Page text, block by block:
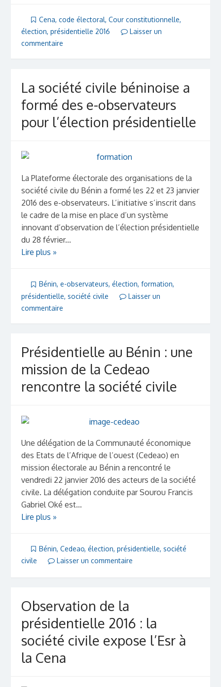
Cena, code électoral, Cour constitutionnelle,
élection, présidentielle 2016
Laisser un
commentaire
La société civile béninoise a
formé des e-observateurs
pour l’élection présidentielle
La Plateforme électorale des organisations de la
société civile du Bénin a formé les 22 et 23 janvier
2016 des e-observateurs. L’initiative s’inscrit dans
le cadre de la mise en place d’un système
innovant d’observation de l’élection présidentielle
du 28 février...
Lire plus »
Bénin, e-observateurs, élection, formation,
présidentielle, société civile
Laisser un
commentaire
Présidentielle au Bénin : une
mission de la Cedeao
rencontre la société civile
Une délégation de la Communauté économique
des Etats de l’Afrique de l’ouest (Cedeao) en
mission électorale au Bénin a rencontré le
vendredi 22 janvier 2016 des acteurs de la société
civile. La délégation conduite par Sourou Francis
Gabriel Oké est...
Lire plus »
Bénin, Cedeao, élection, présidentielle, société
civile
Laisser un commentaire
Observation de la
présidentielle 2016 : la
société civile expose l’Esr à
la Cena